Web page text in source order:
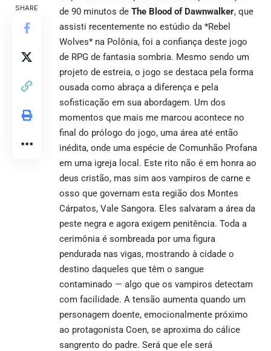
SHARE
de 90 minutos de The Blood of Dawnwalker, que
assisti recentemente no estúdio da *Rebel
Wolves* na Polônia, foi a confiança deste jogo
de RPG de fantasia sombria. Mesmo sendo um
projeto de estreia, o jogo se destaca pela forma
ousada como abraça a diferença e pela
sofisticação em sua abordagem. Um dos
momentos que mais me marcou acontece no
final do prólogo do jogo, uma área até então
inédita, onde uma espécie de Comunhão Profana
em uma igreja local. Este rito não é em honra ao
deus cristão, mas sim aos vampiros de carne e
osso que governam esta região dos Montes
Cárpatos, Vale Sangora. Eles salvaram a área da
peste negra e agora exigem penitência. Toda a
cerimônia é sombreada por uma figura
pendurada nas vigas, mostrando à cidade o
destino daqueles que têm o sangue
contaminado — algo que os vampiros detectam
com facilidade. A tensão aumenta quando um
personagem doente, emocionalmente próximo
ao protagonista Coen, se aproxima do cálice
sangrento do padre. Será que ele será